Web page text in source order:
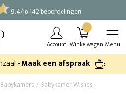
9.4/10 142 beoordelingen
Account Winkelwagen Menu
-Maak een afspraak
Babykamers Babykamer Wishes